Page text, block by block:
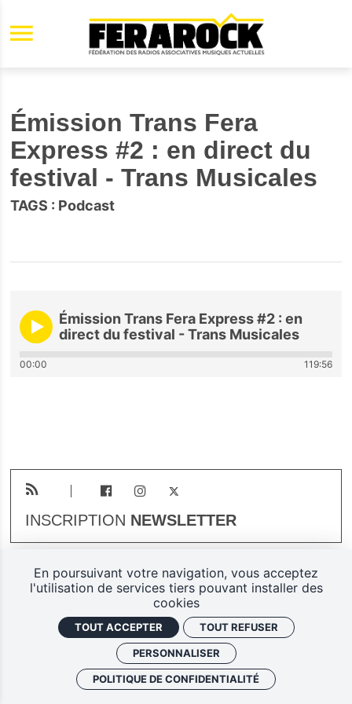
Aller au contenu principal
Émission Trans Fera
Express #2 : en direct du
festival - Trans Musicales
TAGS : Podcast
Émission Trans Fera Express #2 : en
direct du festival - Trans Musicales
00:00 119:56
INSCRIPTION NEWSLETTER
Plan du site
Mentions légales
Politique de confidentialité
Ferarock.org, une réalisation
En poursuivant votre navigation, vous acceptez
l'utilisation de services tiers pouvant installer des
cookies
TOUT ACCEPTER TOUT REFUSER
PERSONNALISER
POLITIQUE DE CONFIDENTIALITÉ